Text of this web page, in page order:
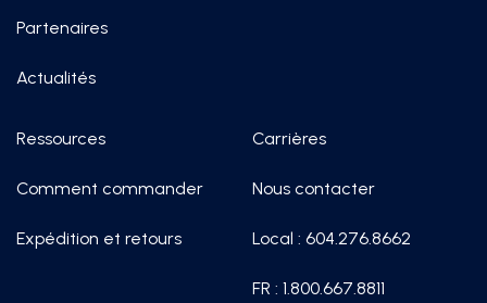
Partenaires
Actualités
Ressources
Comment commander
Expédition et retours
Carrières
Nous contacter
Local : 604.276.8662
FR : 1.800.667.8811